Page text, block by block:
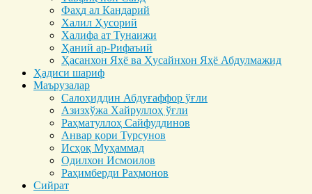
Фаҳд ал Кандарий
Халил Ҳусорий
Халифа ат Тунаижи
Ҳаний ар-Рифаъий
Ҳасанхон Яҳё ва Ҳусайнхон Яҳё Абдулмажид
Ҳадиси шариф
Маърузалар
Салоҳиддин Абдуғаффор ўғли
Азизхўжа Хайруллоҳ ўғли
Раҳматуллоҳ Сайфуддинов
Анвар қори Турсунов
Исҳоқ Муҳаммад
Одилхон Исмоилов
Раҳимберди Раҳмонов
Сийрат